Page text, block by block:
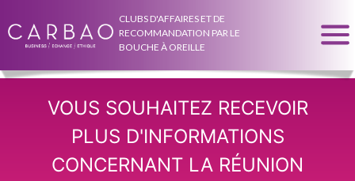
CLUBS D'AFFAIRES ET DE
RECOMMANDATION PAR LE
BOUCHE À OREILLE
VOUS SOUHAITEZ RECEVOIR
PLUS D'INFORMATIONS
CONCERNANT LA RÉUNION